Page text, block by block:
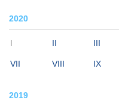
2020
I II III
VII VIII IX
2019